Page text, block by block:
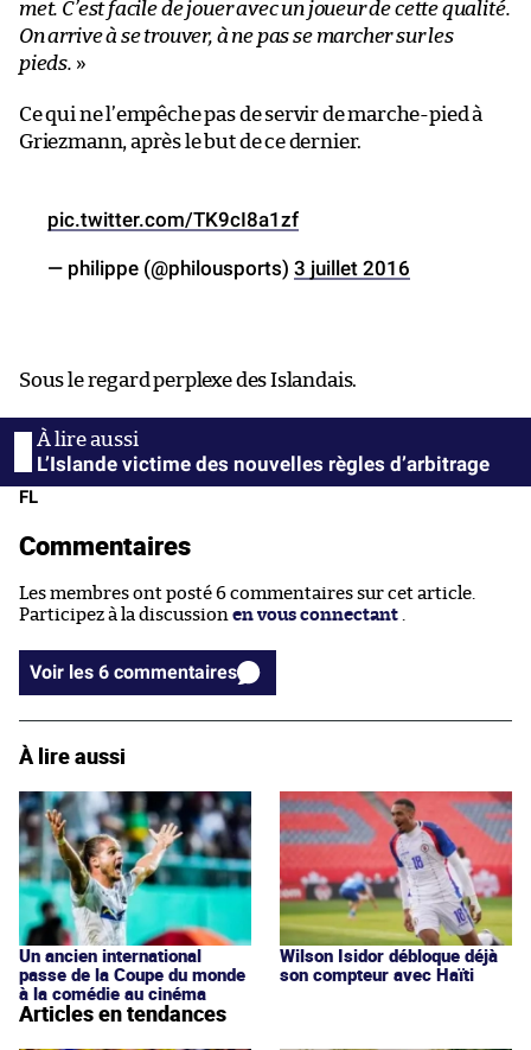
met. C’est facile de jouer avec un joueur de cette qualité.
On arrive à se trouver, à ne pas se marcher sur les
pieds. »
Ce qui ne l’empêche pas de servir de marche-pied à
Griezmann, après le but de ce dernier.
pic.twitter.com/TK9cI8a1zf
— philippe (@philousports) 3 juillet 2016
Sous le regard perplexe des Islandais.
L’Islande victime des nouvelles règles d’arbitrage
FL
Commentaires
Les membres ont posté 6 commentaires sur cet article.
Participez à la discussion en vous connectant
Voir les 6 commentaires
À lire aussi
Un ancien international
passe de la Coupe du monde
à la comédie au cinéma
Wilson Isidor débloque déjà
son compteur avec Haïti
Articles en tendances